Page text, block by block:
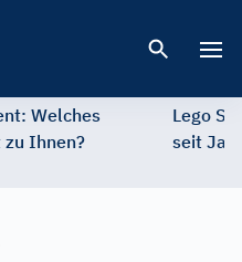
Welches
Ihnen?
Lego
seit